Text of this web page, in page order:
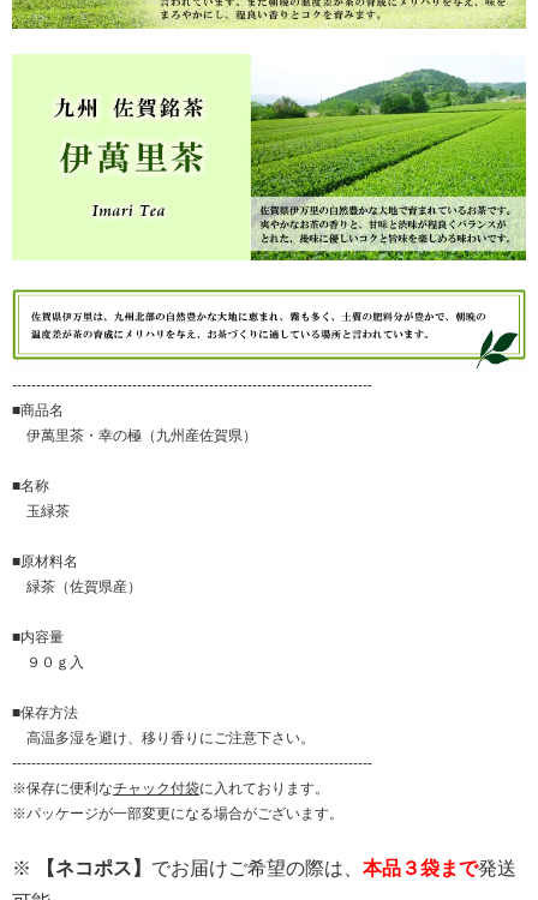
---------------------------------------------------------------------------
■商品名
伊萬里茶・幸の極（九州産佐賀県）
■名称
玉緑茶
■原材料名
緑茶（佐賀県産）
■内容量
９０ｇ入
■保存方法
高温多湿を避け、移り香りにご注意下さい。
---------------------------------------------------------------------------
※保存に便利なチャック付袋に入れております。
※パッケージが一部変更になる場合がございます。
※ 【ネコポス】 でお届けご希望の際は、 本品３袋まで発送